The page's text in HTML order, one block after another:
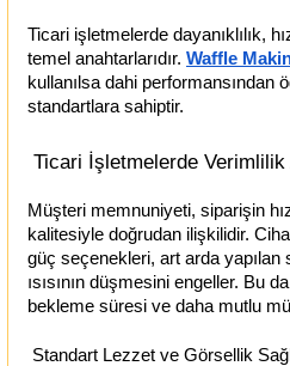
Ticari işletmelerde dayanıklılık,
temel anahtarlarıdır. Waffle
kullanılsa dahi performansından
standartlara sahiptir.
Ticari İşletmelerde Verimlilik
Müşteri memnuniyeti, siparişin
kalitesiyle doğrudan ilişkilidir.
güç seçenekleri, art arda yapılan
ısısının düşmesini engeller. Bu
bekleme süresi ve daha mutlu
Standart Lezzet ve Görsellik